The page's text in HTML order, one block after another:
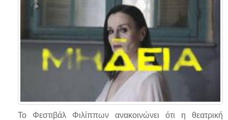
Το Φεστιβάλ Φιλίππων ανακοινώνει ότι η θεατρική